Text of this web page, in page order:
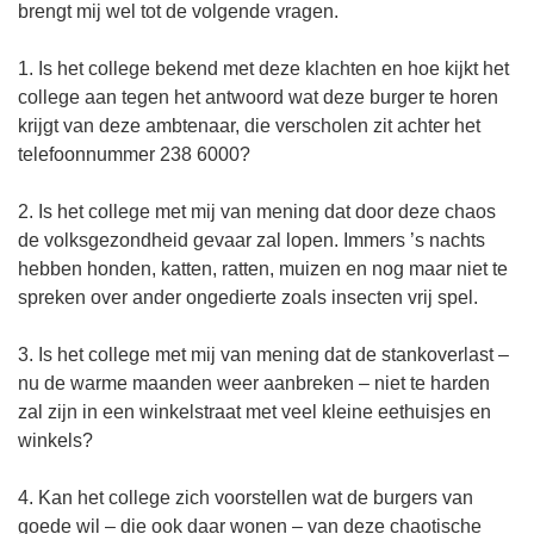
brengt mij wel tot de volgende vragen.
1. Is het college bekend met deze klachten en hoe kijkt het
college aan tegen het antwoord wat deze burger te horen
krijgt van deze ambtenaar, die verscholen zit achter het
telefoonnummer 238 6000?
2. Is het college met mij van mening dat door deze chaos
de volksgezondheid gevaar zal lopen. Immers ’s nachts
hebben honden, katten, ratten, muizen en nog maar niet te
spreken over ander ongedierte zoals insecten vrij spel.
3. Is het college met mij van mening dat de stankoverlast –
nu de warme maanden weer aanbreken – niet te harden
zal zijn in een winkelstraat met veel kleine eethuisjes en
winkels?
4. Kan het college zich voorstellen wat de burgers van
goede wil – die ook daar wonen – van deze chaotische